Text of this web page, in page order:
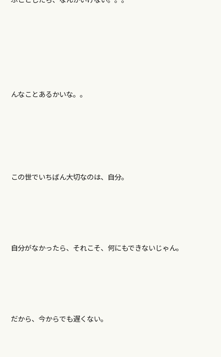
んなことあるかいな。。
この世でいちばん大切なのは、自分。
自分がなかったら、それこそ、何にもできないじゃん。
だから、今からでも遅くない。